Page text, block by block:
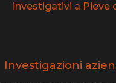
investigativi a Pieve
Investigazioni